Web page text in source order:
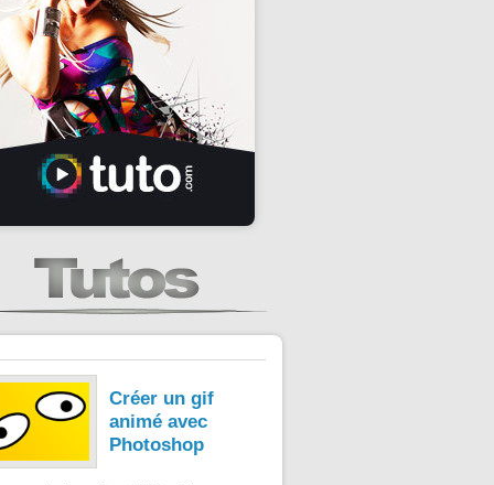
Créer un gif
animé avec
Photoshop